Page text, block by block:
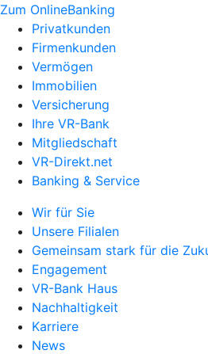
Zum OnlineBanking
Privatkunden
Firmenkunden
Vermögen
Immobilien
Versicherung
Ihre VR-Bank
Mitgliedschaft
VR-Direkt.net
Banking & Service
Wir für Sie
Unsere Filialen
Gemeinsam stark für die
Engagement
VR-Bank Haus
Nachhaltigkeit
Karriere
News